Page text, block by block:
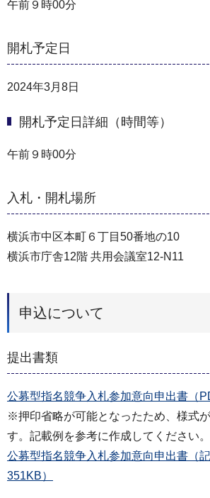
午前９時00分
開札予定日
2024年3月8日
開札予定日詳細（時間等）
午前９時00分
入札・開札場所
横浜市中区本町６丁目50番地の10
横浜市庁舎12階 共用会議室12-N11
申込について
提出書類
公募型指名競争入札参加意向申出書（
※押印省略が可能となったため、様式
す。記載例を参考に作成してください。
公募型指名競争入札参加意向申出書（
351KB）